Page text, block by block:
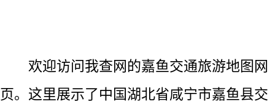
欢迎访问我查网的嘉鱼交通旅游地图网
页。这里展示了中国湖北省咸宁市嘉鱼县交